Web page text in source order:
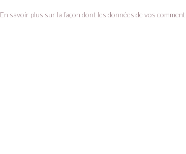
En savoir plus sur la façon dont les données de vos